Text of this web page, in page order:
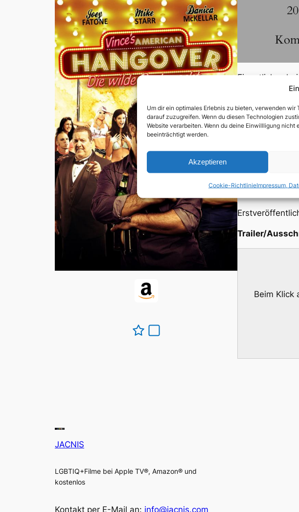
Um dir ein optimales Erlebnis zu bieten, verwenden
darauf zuzugreifen. Wenn du diesen Technologien
Website verarbeiten. Wenn du deine Einwillligung
beeinträchtigt werden.
Akzeptieren
Cookie-RichtlinieImpressum,
Eigentlich
(Sarah
jedoch schon
seine Freunde
(Stephen
frei zu
Rebecca
haben seine
Kumpels
inszeniert von
Trailer/
Beim
JACNIS
LGBTIQ+Filme bei Apple TV®, Amazon® und
kostenlos
Kontakt per E-Mail an: info@jacnis.com